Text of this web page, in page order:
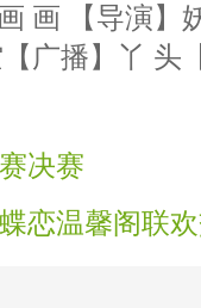
画 【导演】
广播】丫 头
决赛
恋温馨阁联